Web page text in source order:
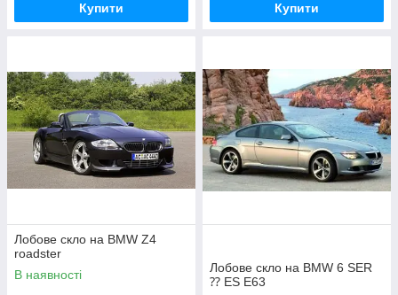
Купити Купити
Лобове скло на BMW Z4
roadster
В наявності
Лобове скло на BMW 6 SER
⁇ ES E63